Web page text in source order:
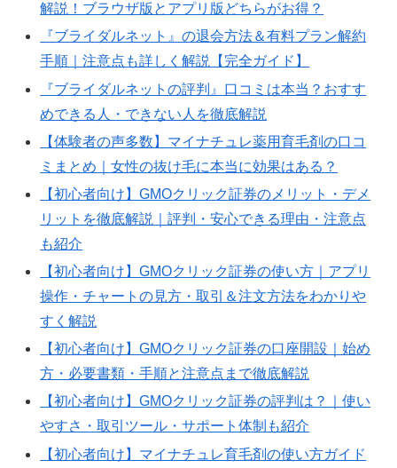
解説！ブラウザ版とアプリ版どちらがお得？
『ブライダルネット』の退会方法＆有料プラン解約
手順｜注意点も詳しく解説【完全ガイド】
『ブライダルネットの評判』口コミは本当？おすす
めできる人・できない人を徹底解説
【体験者の声多数】マイナチュレ薬用育毛剤の口コ
ミまとめ｜女性の抜け毛に本当に効果はある？
【初心者向け】GMOクリック証券のメリット・デメ
リットを徹底解説｜評判・安心できる理由・注意点
も紹介
【初心者向け】GMOクリック証券の使い方｜アプリ
操作・チャートの見方・取引＆注文方法をわかりや
すく解説
【初心者向け】GMOクリック証券の口座開設｜始め
方・必要書類・手順と注意点まで徹底解説
【初心者向け】GMOクリック証券の評判は？｜使い
やすさ・取引ツール・サポート体制も紹介
【初心者向け】マイナチュレ育毛剤の使い方ガイド